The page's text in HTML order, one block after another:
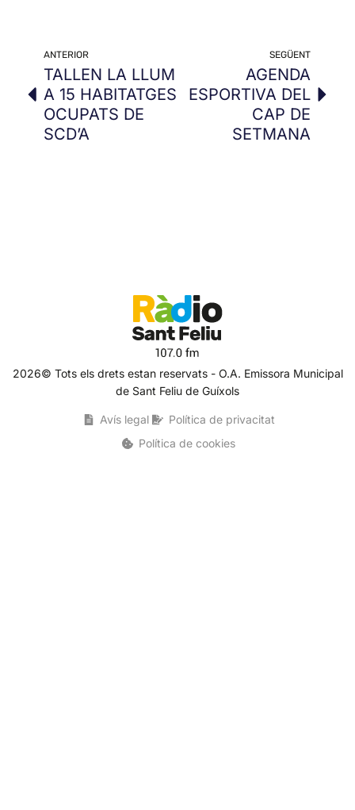
ANTERIOR
TALLEN LA LLUM
A 15 HABITATGES
OCUPATS DE
SCD’A
SEGÜENT
AGENDA
ESPORTIVA DEL
CAP DE
SETMANA
2026© Tots els drets estan reservats - O.A. Emissora Municipal
de Sant Feliu de Guíxols
Avís legal
Política de privacitat
Política de cookies